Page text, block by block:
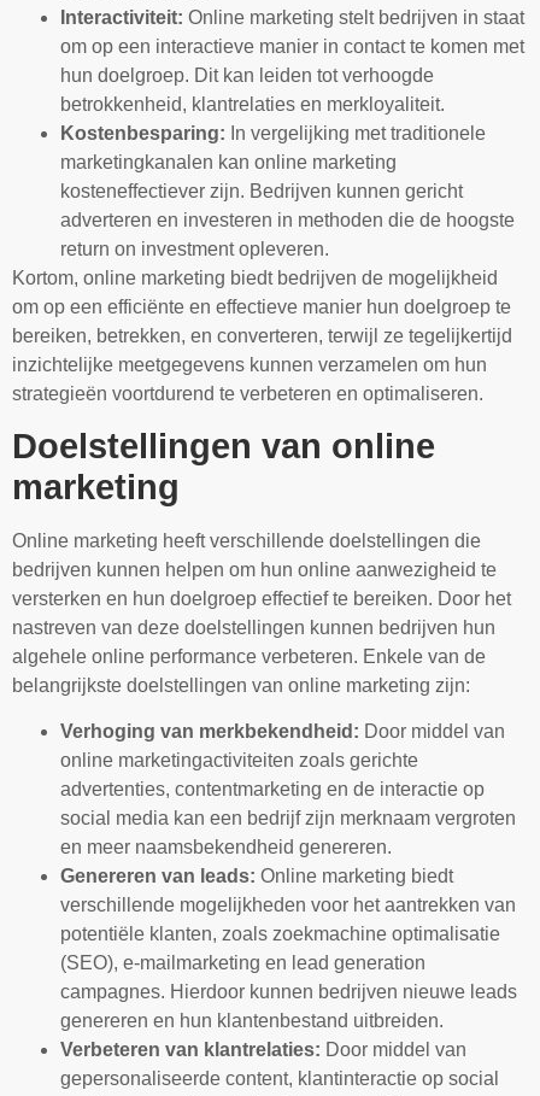
Interactiviteit: Online marketing stelt bedrijven in staat
om op een interactieve manier in contact te komen met
hun doelgroep. Dit kan leiden tot verhoogde
betrokkenheid, klantrelaties en merkloyaliteit.
Kostenbesparing: In vergelijking met traditionele
marketingkanalen kan online marketing
kosteneffectiever zijn. Bedrijven kunnen gericht
adverteren en investeren in methoden die de hoogste
return on investment opleveren.
Kortom, online marketing biedt bedrijven de mogelijkheid
om op een efficiënte en effectieve manier hun doelgroep te
bereiken, betrekken, en converteren, terwijl ze tegelijkertijd
inzichtelijke meetgegevens kunnen verzamelen om hun
strategieën voortdurend te verbeteren en optimaliseren.
Doelstellingen van online
marketing
Online marketing heeft verschillende doelstellingen die
bedrijven kunnen helpen om hun online aanwezigheid te
versterken en hun doelgroep effectief te bereiken. Door het
nastreven van deze doelstellingen kunnen bedrijven hun
algehele online performance verbeteren. Enkele van de
belangrijkste doelstellingen van online marketing zijn:
Verhoging van merkbekendheid: Door middel van
online marketingactiviteiten zoals gerichte
advertenties, contentmarketing en de interactie op
social media kan een bedrijf zijn merknaam vergroten
en meer naamsbekendheid genereren.
Genereren van leads: Online marketing biedt
verschillende mogelijkheden voor het aantrekken van
potentiële klanten, zoals zoekmachine optimalisatie
(SEO), e-mailmarketing en lead generation
campagnes. Hierdoor kunnen bedrijven nieuwe leads
genereren en hun klantenbestand uitbreiden.
Verbeteren van klantrelaties: Door middel van
gepersonaliseerde content, klantinteractie op social